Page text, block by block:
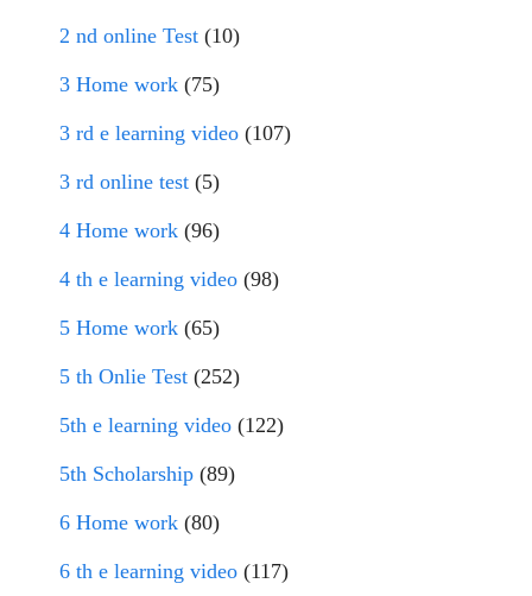
2 nd online Test (10)
3 Home work (75)
3 rd e learning video (107)
3 rd online test (5)
4 Home work (96)
4 th e learning video (98)
5 Home work (65)
5 th Onlie Test (252)
5th e learning video (122)
5th Scholarship (89)
6 Home work (80)
6 th e learning video (117)